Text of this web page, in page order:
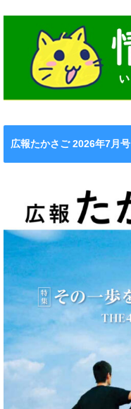
広報たかさご 2026年7月号